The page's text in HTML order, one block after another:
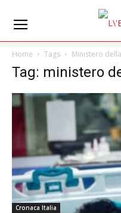
Home Tags Ministero
Tag: ministero
Cronaca Italia